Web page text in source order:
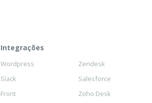
Integrações
Wordpress
Slack
Front
Zendesk
Salesforce
Zoho Desk